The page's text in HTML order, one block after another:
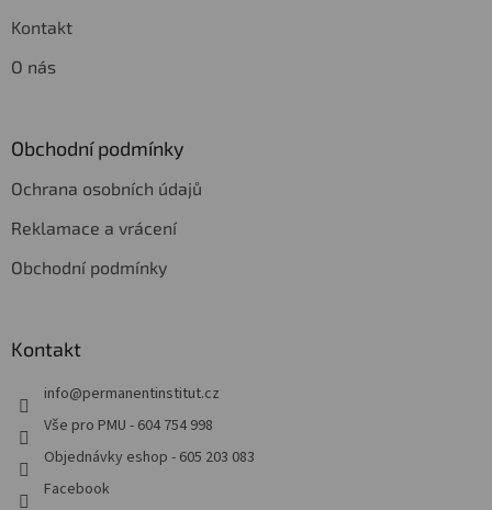
Kontakt
O nás
Obchodní podmínky
Ochrana osobních údajů
Reklamace a vrácení
Obchodní podmínky
Kontakt
info@permanentinstitut.cz
Vše pro PMU - 604 754 998
Objednávky eshop - 605 203 083
Facebook